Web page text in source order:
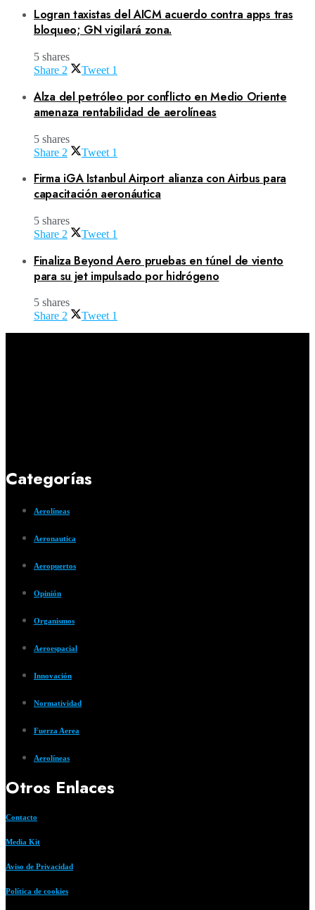
Logran taxistas del AICM acuerdo contra apps tras
bloqueo; GN vigilará zona.
5 shares
Share 2 Tweet 1
Alza del petróleo por conflicto en Medio Oriente
amenaza rentabilidad de aerolíneas
5 shares
Share 2 Tweet 1
Firma iGA Istanbul Airport alianza con Airbus para
capacitación aeronáutica
5 shares
Share 2 Tweet 1
Finaliza Beyond Aero pruebas en túnel de viento
para su jet impulsado por hidrógeno
5 shares
Share 2 Tweet 1
Categorías
Aerolíneas
Aeronautica
Aeropuertos
Opinión
Organismos
Aeroespacial
Innovación
Normatividad
Fuerza Aerea
Aerolíneas
Otros Enlaces
Contacto
Media Kit
Aviso de Privacidad
Política de cookies